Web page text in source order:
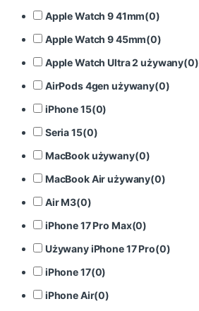
Apple Watch 9 41mm(0)
Apple Watch 9 45mm(0)
Apple Watch Ultra 2 używany(0)
AirPods 4gen używany(0)
iPhone 15(0)
Seria 15(0)
MacBook używany(0)
MacBook Air używany(0)
Air M3(0)
iPhone 17 Pro Max(0)
Używany iPhone 17 Pro(0)
iPhone 17(0)
iPhone Air(0)